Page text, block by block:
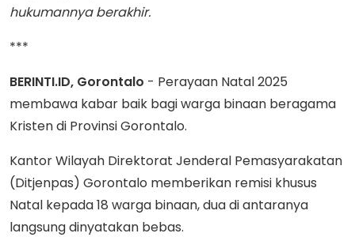
hukumannya berakhir.
***
BERINTI.ID, Gorontalo - Perayaan Natal 2025
membawa kabar baik bagi warga binaan beragama
Kristen di Provinsi Gorontalo.
Kantor Wilayah Direktorat Jenderal Pemasyarakatan
(Ditjenpas) Gorontalo memberikan remisi khusus
Natal kepada 18 warga binaan, dua di antaranya
langsung dinyatakan bebas.